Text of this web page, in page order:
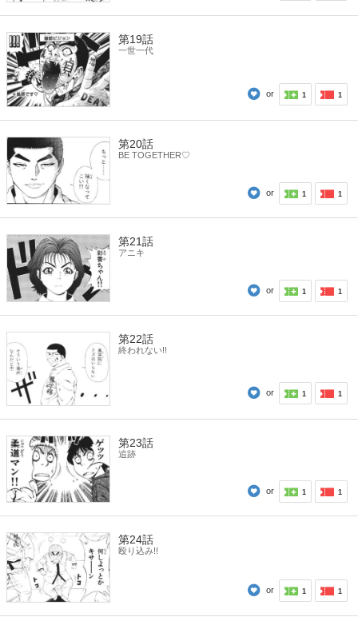
第19話
一世一代
or 1 1
第20話
BE TOGETHER♡
or 1 1
第21話
アニキ
or 1 1
第22話
終われない!!
or 1 1
第23話
追跡
or 1 1
第24話
殴り込み!!
or 1 1